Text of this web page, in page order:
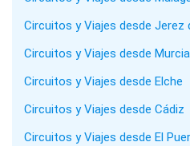
Circuitos y Viajes desde Jerez
Circuitos y Viajes desde Murcia
Circuitos y Viajes desde Elche
Circuitos y Viajes desde Cádiz
Circuitos y Viajes desde El